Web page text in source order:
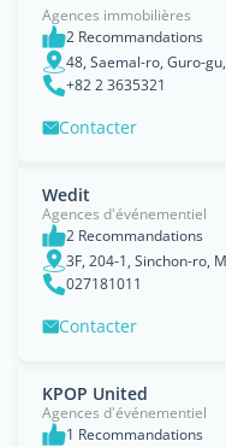
Agences immobilières
2 Recommandations
48, Saemal-ro, Guro-
+82 2 3635321
Contacter
Wedit
Agences d'événementiel
2 Recommandations
3F, 204-1, Sinchon-ro,
027181011
Contacter
KPOP United
Agences d'événementiel
1 Recommandations